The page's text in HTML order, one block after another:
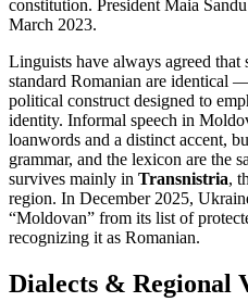
constitution. President Maia
March 2023.
Linguists have always agreed that
standard Romanian are identical
political construct designed to
identity. Informal speech in
loanwords and a distinct accent,
grammar, and the lexicon are the
survives mainly in Transnistria,
region. In December 2025,
“Moldovan” from its list of
recognizing it as Romanian.
Dialects & Regional